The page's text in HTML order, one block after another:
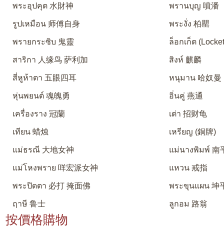
พระอุปคุต 水財神 พรานบุญ 噴潘
รูปเหมือน 师傅自身 พระงั่ง 柏罌
พรายกระซิบ 鬼靈 ล็อกเก็ต
สาริกา 人缘鸟 萨利加 สิงห์ 麒麟
สี่หูห้าตา 五眼四耳 หนุมาน 哈奴曼
หุ่นพยนต์ 魂魄勇 อิ่นคู่ 燕通
เครื่องราง 冠蘭 เต่า 招财龟
เทียน 蜡烛 เหรียญ (銅牌)
แม่ธรณี 大地女神 แม่นางพิมพ์ 南
แม่โหงพราย 咩宏派女神 แหวน 戒指
พระปิดตา 必打 掩面佛 พระขุนแผน 坤
ฤาษี 鲁士 ลูกอม 路翁
按價格購物